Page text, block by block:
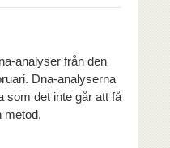
analyser från den
Dna-analyserna
som det inte går att få
metod.